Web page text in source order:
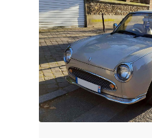
MODÈLES
COMMENT